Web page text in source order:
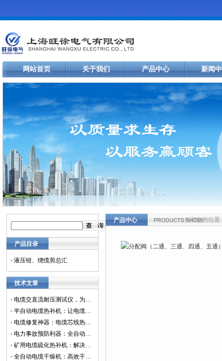
网站首页 关于我们 产品中心 新闻
产品目录
液压钳、绕缆剪总汇
技术文章
电缆交直流耐压测试仪，为电网安全保驾护航
半自动电缆热补机：让电缆修复更简单、更高效！
电缆修复神器：电缆芯线热补机如何保障电网安全？
电力事故预防利器：全自动控温电缆热补机
矿用电缆硫化热补机：解决矿山电缆故障的新选择
全自动电缆干燥机：高效干燥，电缆质量
产品中心 当前您的位置